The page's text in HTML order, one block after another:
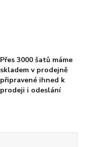
Přes 3000 šatů máme
skladem v prodejně
připravené ihned k
prodeji i odeslání